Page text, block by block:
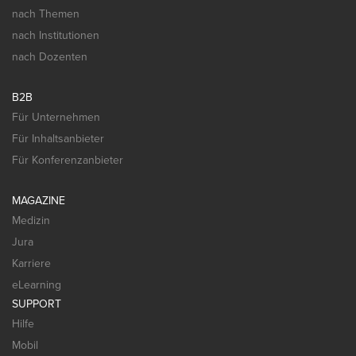
nach Themen
nach Institutionen
nach Dozenten
B2B
Für Unternehmen
Für Inhaltsanbieter
Für Konferenzanbieter
MAGAZINE
Medizin
Jura
Karriere
eLearning
SUPPORT
Hilfe
Mobil